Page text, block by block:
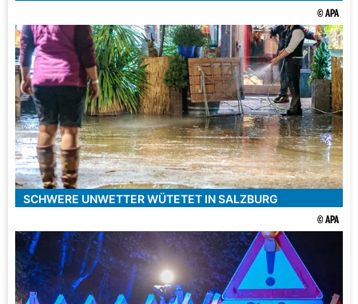
© APA
SCHWERE UNWETTER WÜTETET IN SALZBURG
© APA